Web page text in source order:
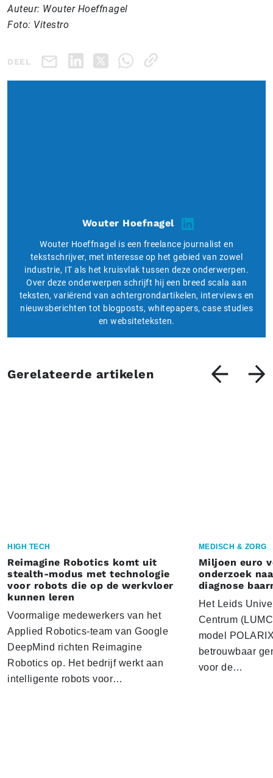
Auteur: Wouter Hoeffnagel
Foto: Vitestro
DEEL
Wouter Hoefnagel
Wouter Hoeffnagel is een freelance journalist en
tekstschrijver, met interesse op het gebied van zowel
industrie, IT als het kruisvlak tussen deze onderwerpen.
Over deze onderwerpen schrijft hij een breed scala aan
teksten, variërend van achtergrondartikelen, interviews en
nieuwsberichten tot blogposts, whitepapers, case studies
en websiteteksten.
Gerelateerde artikelen
HIGH TECH
Reimagine Robotics komt uit
stealth-modus met technologie
voor robots die op de werkvloer
kunnen leren
Voormalige medewerkers van het
Applied Robotics-team van Google
DeepMind richten Reimagine
Robotics op. Het bedrijf werkt aan
intelligente robots voor…
MEDISCH & ZORG
Miljoen euro
onderzoek
diagnose
Het Leids
Centrum
model
betrouwbaar
voor de…